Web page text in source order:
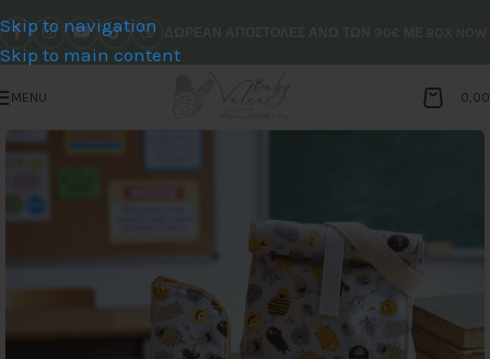
Skip to navigation
Skip to main content
MENU